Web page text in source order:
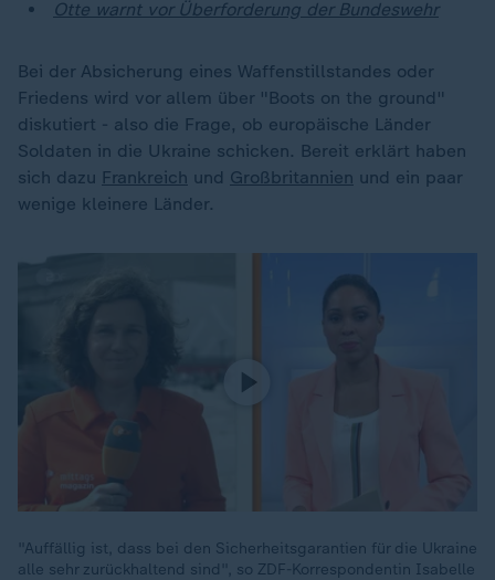
Otte warnt vor Überforderung der Bundeswehr
Bei der Absicherung eines Waffenstillstandes oder
Friedens wird vor allem über "Boots on the ground"
diskutiert - also die Frage, ob europäische Länder
Soldaten in die Ukraine schicken. Bereit erklärt haben
sich dazu Frankreich und Großbritannien und ein paar
wenige kleinere Länder.
"Auffällig ist, dass bei den Sicherheitsgarantien für die Ukraine
alle sehr zurückhaltend sind", so ZDF-Korrespondentin Isabelle